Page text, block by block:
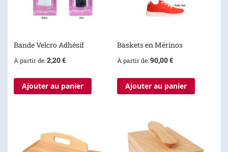
Bande Velcro Adhésif
À partir de 2,20 €
Ajouter au panier
Baskets en Mérinos
À partir de 90,00 €
Ajouter au panier